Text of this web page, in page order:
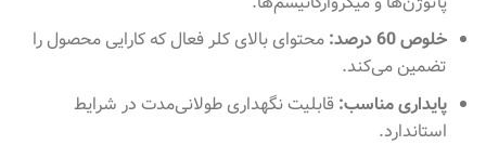
خلوص 60 درصد:
محتوای بالای کلر فعال که کارایی محصول را
تضمین می‌کند.
پایداری مناسب: قابلیت نگهداری طولانی‌مدت در شرایط
استاندارد.